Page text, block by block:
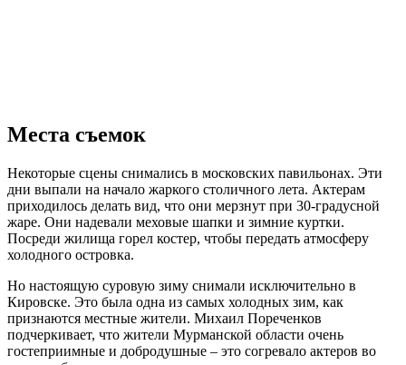
Места съемок
Некоторые сцены снимались в московских павильонах. Эти
дни выпали на начало жаркого столичного лета. Актерам
приходилось делать вид, что они мерзнут при 30-градусной
жаре. Они надевали меховые шапки и зимние куртки.
Посреди жилища горел костер, чтобы передать атмосферу
холодного островка.
Но настоящую суровую зиму снимали исключительно в
Кировске. Это была одна из самых холодных зим, как
признаются местные жители. Михаил Пореченков
подчеркивает, что жители Мурманской области очень
гостеприимные и добродушные – это согревало актеров во